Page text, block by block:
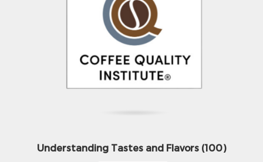
Understanding Tastes and Flavors (100)